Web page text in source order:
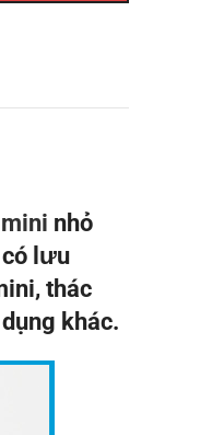
nhỏ
lưu
thác
khác.